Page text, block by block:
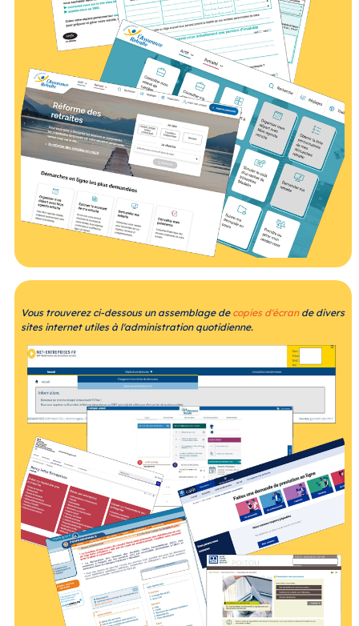
Vous trouverez ci-dessous un assemblage de copies d'écrande divers
sites internet utiles à l'administration quotidienne.